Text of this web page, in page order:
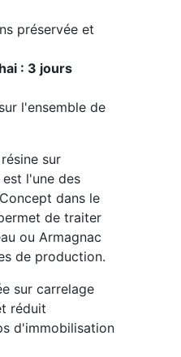
préservée et
: 3 jours
l'ensemble de
sur
l'une des
dans le
de traiter
ou Armagnac
de production.
sur carrelage
réduit
d'immobilisation